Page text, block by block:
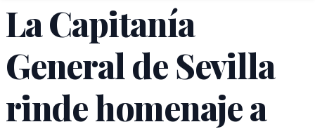
La Capitanía
General de Sevilla
rinde homenaje a